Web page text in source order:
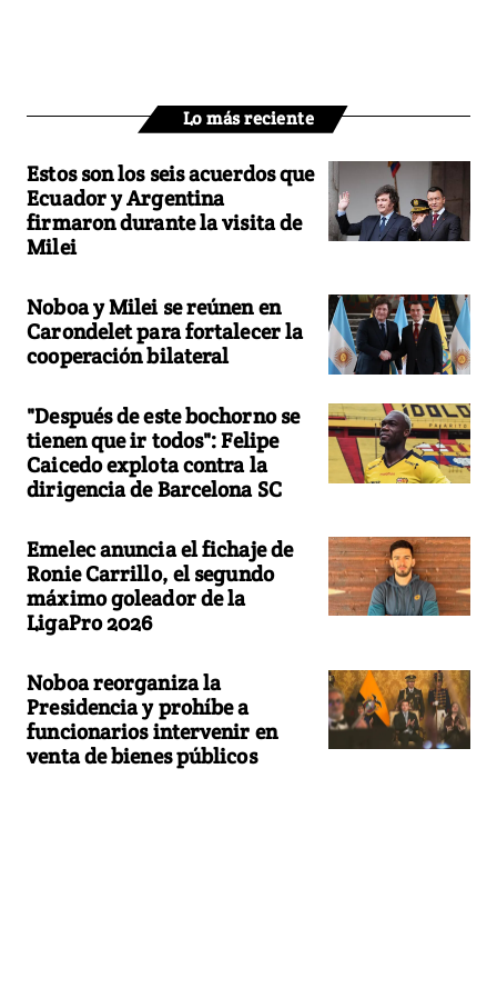
Lo más reciente
Estos son los seis acuerdos que
Ecuador y Argentina
firmaron durante la visita de
Milei
Noboa y Milei se reúnen en
Carondelet para fortalecer la
cooperación bilateral
"Después de este bochorno se
tienen que ir todos": Felipe
Caicedo explota contra la
dirigencia de Barcelona SC
Emelec anuncia el fichaje de
Ronie Carrillo, el segundo
máximo goleador de la
LigaPro 2026
Noboa reorganiza la
Presidencia y prohíbe a
funcionarios intervenir en
venta de bienes públicos